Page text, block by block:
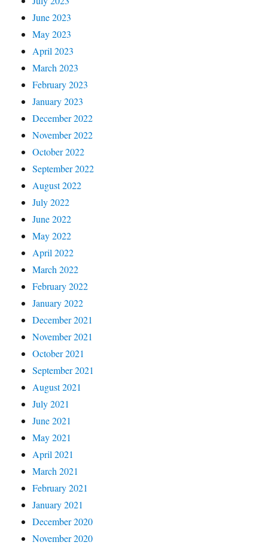
June 2023
May 2023
April 2023
March 2023
February 2023
January 2023
December 2022
November 2022
October 2022
September 2022
August 2022
July 2022
June 2022
May 2022
April 2022
March 2022
February 2022
January 2022
December 2021
November 2021
October 2021
September 2021
August 2021
July 2021
June 2021
May 2021
April 2021
March 2021
February 2021
January 2021
December 2020
November 2020